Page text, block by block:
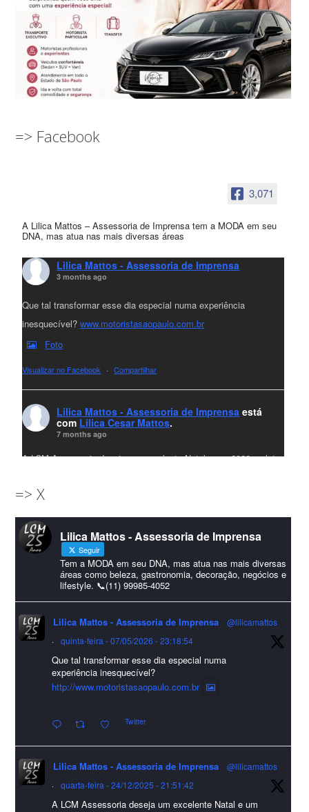
=> Facebook
3,071
A Lilica Mattos – Assessoria de Imprensa tem a MODA em seu
DNA, mas atua nas mais diversas áreas
Lilica Mattos - Assessoria de Imprensa
3 months ago
Que tal transformar esse dia especial numa experiência
inesquecível?www.motoristasaopaulo.com.br
Foto
Visualizar no Facebook · Compartilhar
Lilica Mattos - Assessoria de Imprensa está
com Lilica Cesar Mattos.
7 months ago
A LCM Assessoria deseja um excelente Natal e um 2026 repleto
amigos que sempre nos acompanham!🎄✨🥂❤️
#lcmassessoriassessoria#natal #merrychristmas #felizanonovo
#HappyNewYear
Foto
Visualizar no Facebook · Compartilhar
Lilica Mattos - Assessoria de Imprensa
9 months ago
A Abrafas - Associação Brasileira de Fibras Artificiais e
Sintéticas foi destaque na Revista Química e Derivados, na
incertezas do mercado global".
Confira detalhes 🗞📰📈
#sustentabilidade #FibrasSintéticas #EconomiaCircular #Abrafas
#IndústriaTêxtil
=> X
Lilica Mattos - Assessoria de Imprensa
Seguir
Tem a MODA em seu DNA, mas atua nas mais diversas
áreas como beleza, gastronomia, decoração, negócios e
lifestyle. 📞(11) 99985-4052
Lilica Mattos - Assessoria de Imprensa
@lilicamattos
·
quinta-feira - 07/05/2026 - 23:18:54
Que tal transformar esse dia especial numa
experiência inesquecível?
http://www.motoristasaopaulo.com.br
Twitter
Lilica Mattos - Assessoria de Imprensa
@lilicamattos
·
quarta-feira - 24/12/2025 - 21:51:42
A LCM Assessoria deseja um excelente Natal e um